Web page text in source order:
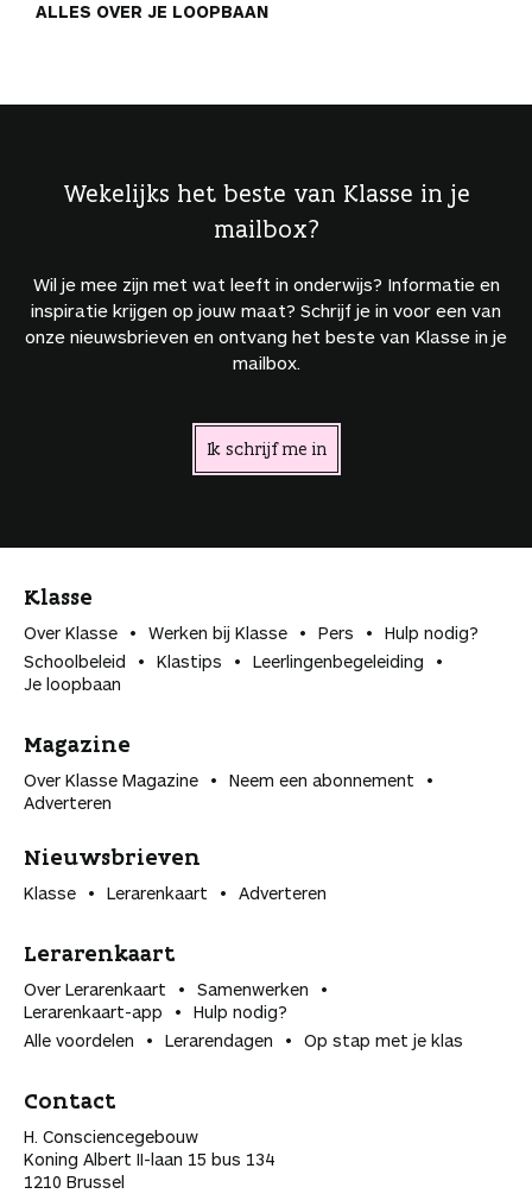
ALLES OVER JE LOOPBAAN
Wekelijks het beste van Klasse in je
mailbox?
Wil je mee zijn met wat leeft in onderwijs? Informatie en
inspiratie krijgen op jouw maat? Schrijf je in voor een van
onze nieuwsbrieven en ontvang het beste van Klasse in je
mailbox.
Ik schrijf me in
Klasse
Over Klasse Werken bij Klasse Pers
Hulp nodig?
Schoolbeleid
Klastips
Leerlingen­begeleiding
Je loopbaan
Magazine
Over Klasse Magazine
Neem een abonnement
Adverteren
Nieuwsbrieven
Klasse Lerarenkaart Adverteren
Lerarenkaart
Over Lerarenkaart
Samenwerken
Lerarenkaart-app
Hulp nodig?
Alle voordelen
Lerarendagen Op stap met je klas
Contact
H. Consciencegebouw
Koning Albert II-laan 15 bus 134
1210 Brussel